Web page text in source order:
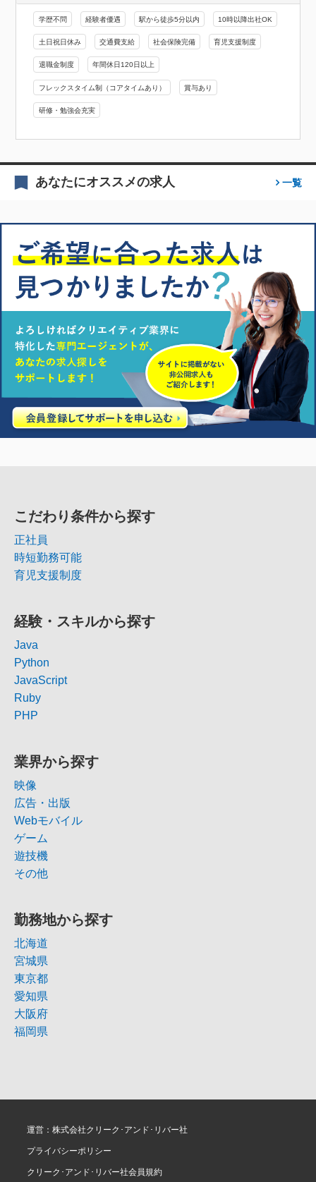
学歴不問 経験者優遇 駅から徒歩5分以内 10時以降出社OK
土日祝日休み 交通費支給 社会保険完備 育児支援制度
退職金制度 年間休日120日以上
フレックスタイム制（コアタイムあり） 賞与あり
研修・勉強会充実
あなたにオススメの求人 一覧
こだわり条件から探す
正社員
時短勤務可能
育児支援制度
経験・スキルから探す
Java
Python
JavaScript
Ruby
PHP
業界から探す
映像
広告・出版
Webモバイル
ゲーム
遊技機
その他
勤務地から探す
北海道
宮城県
東京都
愛知県
大阪府
福岡県
運営：株式会社クリーク･アンド･リバー社
プライバシーポリシー
クリーク･アンド･リバー社会員規約